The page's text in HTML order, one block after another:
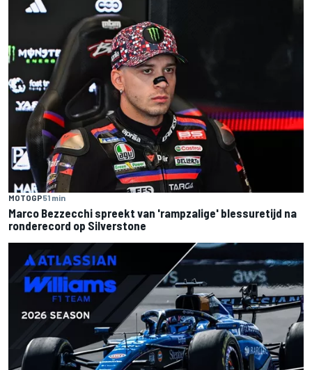
MOTOGP51 min
Marco Bezzecchi spreekt van 'rampzalige' blessuretijd na
ronderecord op Silverstone